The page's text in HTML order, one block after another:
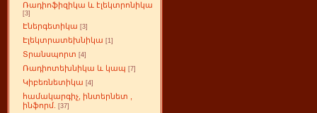
Ռադիոֆիզիկա և էլեկտրոնիկա
[3]
Էներգետիկա [3]
Էլեկտրատեխնիկա [1]
Տրանսպորտ [4]
Ռադիոտեխնիկա և կապ [7]
Կիբեռնետիկա [4]
համակարգիչ, ինտերնետ ,
ինֆորմ.
[37]